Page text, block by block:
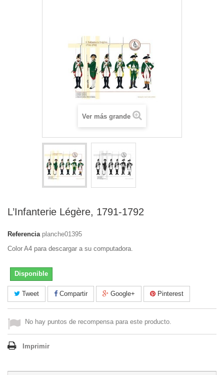
Ver más grande
L’Infanterie Légère, 1791-1792
Referencia planche01395
Color A4 para descargar a su computadora.
Disponible
Tweet Compartir Google+ Pinterest
No hay puntos de recompensa para este producto.
Imprimir